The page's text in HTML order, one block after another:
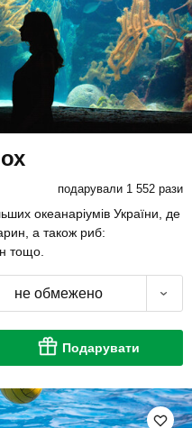
подарували 1 552 рази
океанаріумів України, де
а також риб:
тощо.
не обмежено
Подарувати